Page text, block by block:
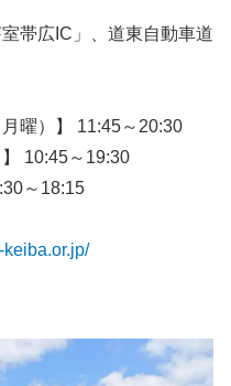
帯広IC」、道東自動車道
曜）】 11:45～20:30
10:45～19:30
～18:15
keiba.or.jp/